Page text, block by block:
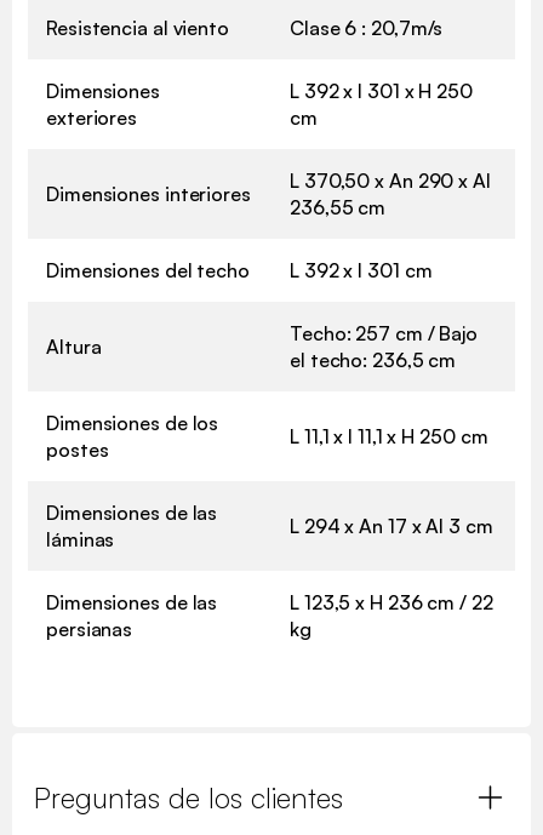
Resistencia al viento Clase 6 : 20,7m/s
Dimensiones
exteriores
L 392 x l 301 x H 250
cm
Dimensiones interiores
L 370,50 x An 290 x Al
236,55 cm
Dimensiones del techo L 392 x l 301 cm
Altura
Techo: 257 cm / Bajo
el techo: 236,5 cm
Dimensiones de los
postes
L 11,1 x l 11,1 x H 250 cm
Dimensiones de las
láminas
L 294 x An 17 x Al 3 cm
Dimensiones de las
persianas
L 123,5 x H 236 cm / 22
kg
Preguntas de los clientes